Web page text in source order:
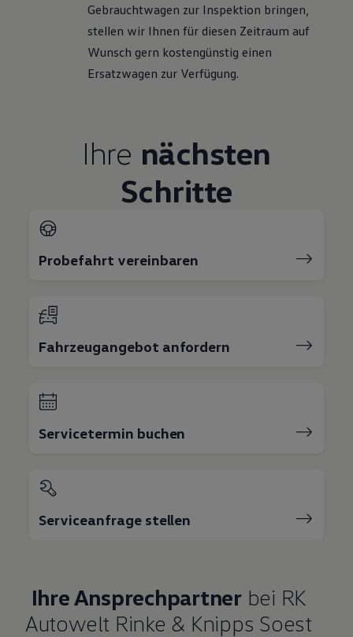
Gebrauchtwagen zur Inspektion bringen,
stellen wir Ihnen für diesen Zeitraum auf
Wunsch gern kostengünstig einen
Ersatzwagen zur Verfügung.
Ihre nächsten
Schritte
Probefahrt vereinbaren
Fahrzeugangebot anfordern
Servicetermin buchen
Serviceanfrage stellen
Ihre Ansprechpartnerbei RK
Autowelt Rinke & Knipps Soest